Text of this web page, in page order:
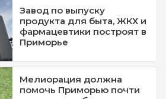
Завод по выпуску
продукта для быта, ЖКХ и
фармацевтики построят в
Приморье
Мелиорация должна
помочь Приморью почти